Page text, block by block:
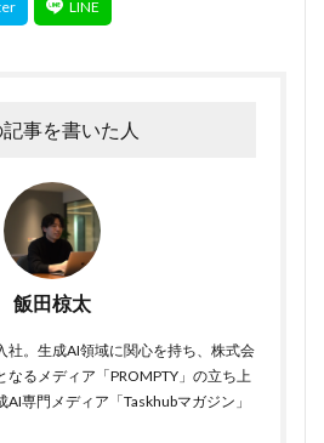
記事を書いた人
飯田椋太
社。生成AI領域に関心を持ち、株式会
なるメディア「PROMPTY」の立ち上
専門メディア「Taskhubマガジン」